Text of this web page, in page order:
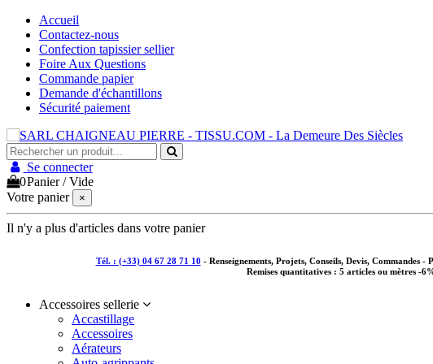
Accueil
Contactez-nous
Confection tapissier sellier
Foire Aux Questions
Commande papier
Demande d'échantillons
Sécurité paiement
Se connecter
0Panier /Vide
Votre panier
×
Il n'y a plus d'articles dans votre panier
Tél. : (+33) 04 67 28 71 10 - Renseignements, Projets, Conseils, Devis, Commandes
Remises quantitatives : 5 articles ou mètres -
Accessoires sellerie
Accastillage
Accessoires
Aérateurs